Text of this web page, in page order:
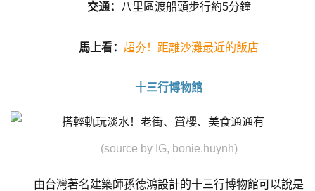
交通： 八里區渡船頭步行約5分鐘
馬上看： 超夯！距離沙灘最近的飯店
十三行博物館
(source by IG, bonie.huynh)
由台灣著名建築師孫德鴻設計的十三行博物館可以說是